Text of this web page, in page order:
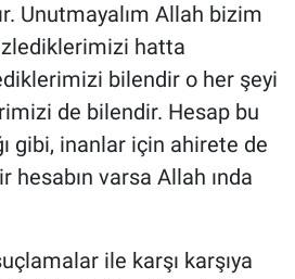
Unutmayalım Allah bizim
hatta
bilendir o her şeyi
de bilendir. Hesap bu
gibi, inanlar için ahirete de
hesabın varsa Allah ında
ile karşı karşıya